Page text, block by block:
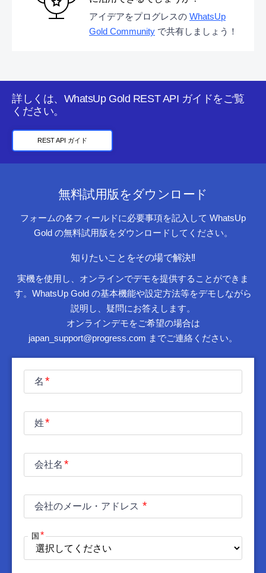
アイデアをプログレスの WhatsUp
Gold Community で共有しましょう！
詳しくは、WhatsUp Gold REST API ガイドをご覧
ください。
REST API ガイド
無料試用版をダウンロード
フォームの各フィールドに必要事項を記入して WhatsUp
Gold の無料試用版をダウンロードしてください。
知りたいことをその場で解決!!
実機を使用し、オンラインでデモを提供することができま
す。WhatsUp Gold の基本機能や設定方法等をデモしながら
説明し、疑問にお答えします。
オンラインデモをご希望の場合は
japan_support@progress.com までご連絡ください。
名
姓
会社名
会社のメール・アドレス
国